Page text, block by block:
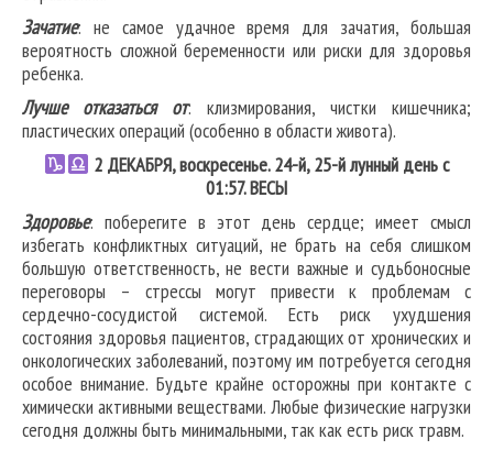
Зачатие: не самое удачное время для зачатия, большая
вероятность сложной беременности или риски для здоровья
ребенка.
Лучше отказаться от: клизмирования, чистки кишечника;
пластических операций (особенно в области живота).
2 ДЕКАБРЯ, воскресенье. 24-й, 25-й лунный день с
01:57.ВЕСЫ
Здоровье: поберегите в этот день сердце; имеет смысл
избегать конфликтных ситуаций, не брать на себя слишком
большую ответственность, не вести важные и судьбоносные
переговоры – стрессы могут привести к проблемам с
сердечно-сосудистой системой. Есть риск ухудшения
состояния здоровья пациентов, страдающих от хронических и
онкологических заболеваний, поэтому им потребуется сегодня
особое внимание. Будьте крайне осторожны при контакте с
химически активными веществами. Любые физические нагрузки
сегодня должны быть минимальными, так как есть риск травм.